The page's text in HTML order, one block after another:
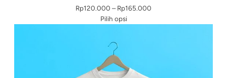
Rp120.000 – Rp165.000
Pilih opsi